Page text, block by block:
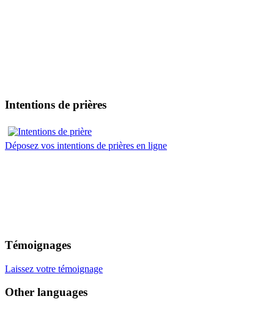
Intentions de prières
Déposez vos intentions de prières en ligne
Témoignages
Laissez votre témoignage
Other languages